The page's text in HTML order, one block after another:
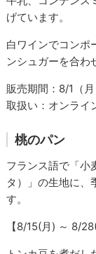
げています。
白ワインでコンポ
ンシュガーを合わ
販売期間：8/1（月
取扱い：オンライ
桃のパン
フランス語で「小
タ）」の生地に、
す。
【8/15(月) ～ 8/